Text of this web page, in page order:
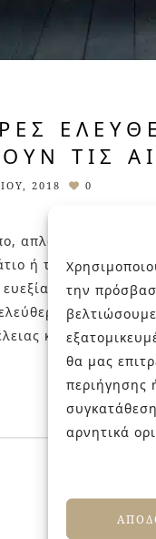
την
θα μας
περιήγησης
αρνητικά
ΤΙΣ
2018 0
απλώς και μόνο η
ή το μπάνιο
χωρίς καν
και χαρίζει